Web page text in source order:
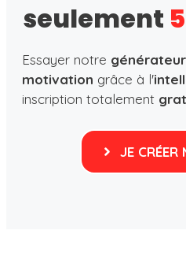
seulement
Essayer notre
motivation grâce à l'
inscription totalement
JE CRÉER